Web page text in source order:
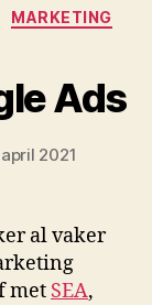
MARKETING
Ads
2021
al vaker
met SEA,